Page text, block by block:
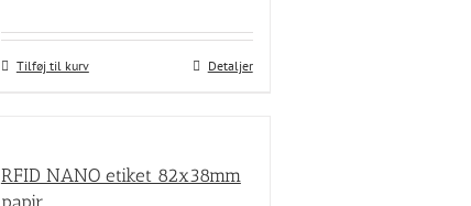
Tilføj til kurv Detaljer
RFID NANO etiket 82x38mm
papir